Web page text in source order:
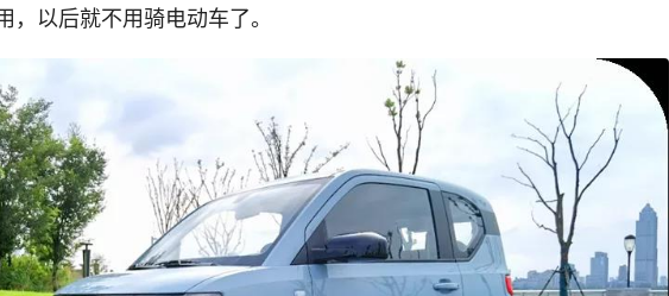
，以后就不用骑电动车了。